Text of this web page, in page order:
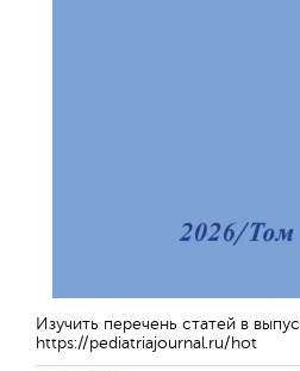
Изучить перечень статей в
https://pediatriajournal.ru/hot